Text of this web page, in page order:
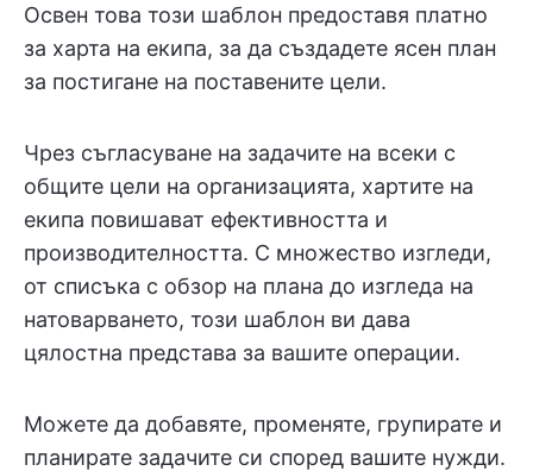
Освен това този шаблон предоставя платно
за харта на екипа, за да създадете ясен план
за постигане на поставените цели.
Чрез съгласуване на задачите на всеки с
общите цели на организацията, хартите на
екипа повишават ефективността и
производителността. С множество изгледи,
от списъка с обзор на плана до изгледа на
натоварването, този шаблон ви дава
цялостна представа за вашите операции.
Можете да добавяте, променяте, групирате и
планирате задачите си според вашите нужди.